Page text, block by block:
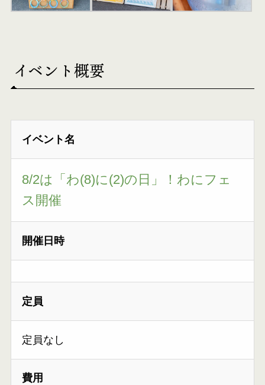
イベント概要
イベント名
8/2は「わ(8)に(2)の日」！わにフェ
ス開催
開催日時
定員
定員なし
費用